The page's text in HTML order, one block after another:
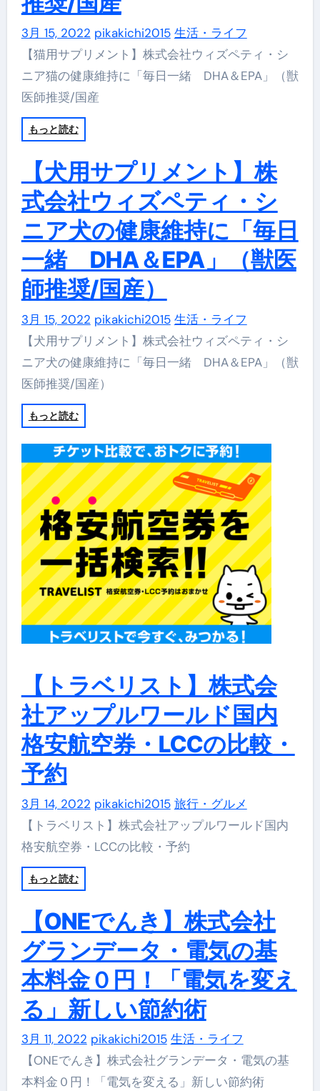
3月 15, 2022 pikakichi2015 生活・ライフ
【猫用サプリメント】株式会社ウィズペティ・シ
ニア猫の健康維持に「毎日一緒 DHA＆EPA」（獣
医師推奨/国産
もっと読む
【犬用サプリメント】株
式会社ウィズペティ・シ
ニア犬の健康維持に「毎日
一緒 DHA＆EPA」（獣医
師推奨/国産）
3月 15, 2022 pikakichi2015 生活・ライフ
【犬用サプリメント】株式会社ウィズペティ・シ
ニア犬の健康維持に「毎日一緒 DHA＆EPA」（獣
医師推奨/国産）
もっと読む
【トラベリスト】株式会
社アップルワールド国内
格安航空券・LCCの比較・
予約
3月 14, 2022 pikakichi2015 旅行・グルメ
【トラベリスト】株式会社アップルワールド国内
格安航空券・LCCの比較・予約
もっと読む
【ONEでんき】株式会社
グランデータ・電気の基
本料金０円！「電気を変え
る」新しい節約術
3月 11, 2022 pikakichi2015 生活・ライフ
【ONEでんき】株式会社グランデータ・電気の基
本料金０円！「電気を変える」新しい節約術